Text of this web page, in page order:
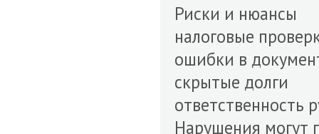
Риски и нюансы
налоговые
ошибки в
скрытые долги
ответственность
Нарушения могут